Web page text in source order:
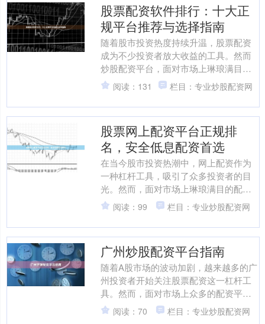
股票配资软件排行：十大正
规平台推荐与选择指南
随着股市投资热度持续升温，股票配资
成为不少投资者放大收益的工具。然而
炒股配资平台，面对市场上琳琅满目的
配资软件，如何选择安全、正规且适合
自己的平台，成为投资者首....
阅读：131 栏目：专业炒股配资网
股票网上配资平台正规排
名，安全低息配资首选
在当今股市投资热潮中，网上配资作为
一种杠杆工具，吸引了众多投资者的目
光。然而，面对市场上琳琅满目的配资
平台，如何选择正规、安全且低息的平
台，成为投资者首要考虑的....
阅读：99 栏目：专业炒股配资网
广州炒股配资平台指南
随着A股市场的波动加剧，越来越多的广
州投资者开始关注股票配资这一杠杆工
具。然而，面对市场上众多的配资平
台，如何选择一家正规、安全、透明的
广州配资平台，成为投资者....
阅读：70 栏目：专业炒股配资网